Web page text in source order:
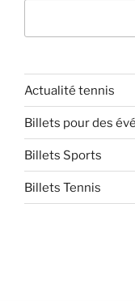
Actualité tennis
Billets pour des
Billets Sports
Billets Tennis